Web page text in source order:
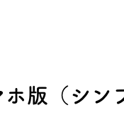
版（シン